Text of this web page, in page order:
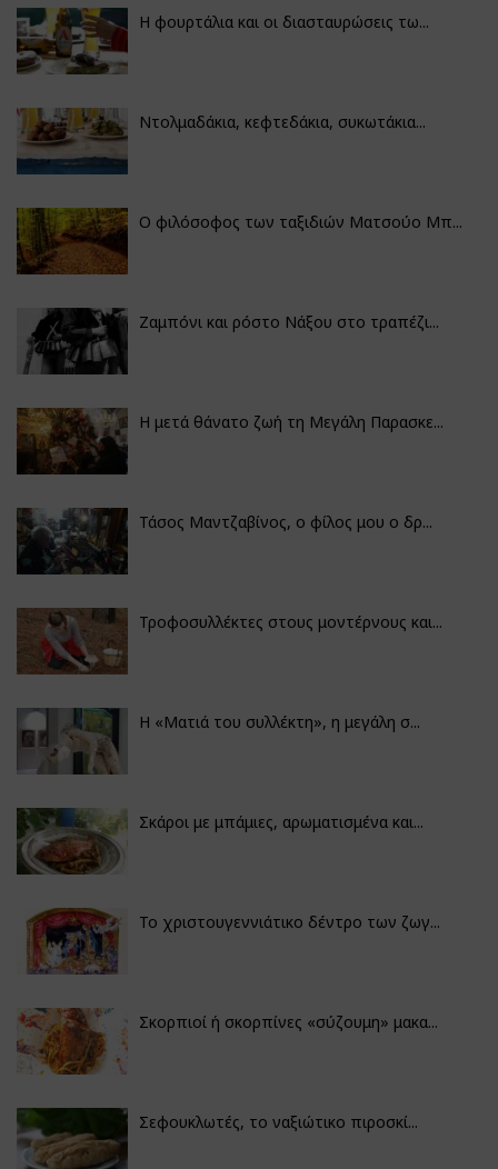
Η φουρτάλια και οι διασταυρώσεις τω...
Ντολμαδάκια, κεφτεδάκια, συκωτάκια...
Ο φιλόσοφος των ταξιδιών Ματσούο Μπ...
Ζαμπόνι και ρόστο Νάξου στο τραπέζι...
Η μετά θάνατο ζωή τη Μεγάλη Παρασκε...
Τάσος Μαντζαβίνος, ο φίλος μου ο δρ...
Τροφοσυλλέκτες στους μοντέρνους και...
H «Ματιά του συλλέκτη», η μεγάλη σ...
Σκάροι με μπάμιες, αρωματισμένα και...
Το χριστουγεννιάτικο δέντρο των ζωγ...
Σκορπιοί ή σκορπίνες «σύζουμη» μακα...
Σεφουκλωτές, το ναξιώτικο πιροσκί...